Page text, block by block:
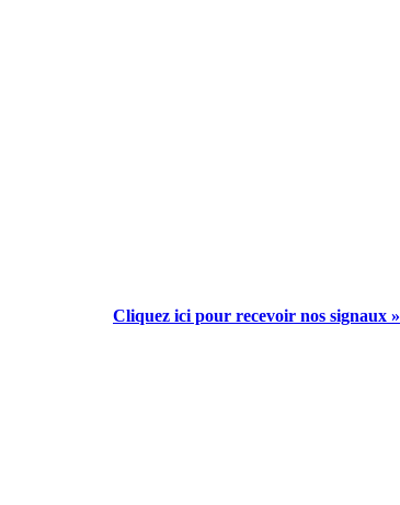
Cliquez ici pour recevoir nos signaux »